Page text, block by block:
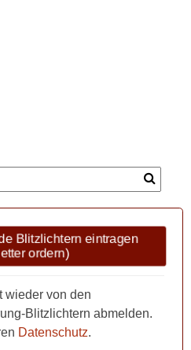
Blitzlichtern eintragen
ordern)
wieder von den
Blitzlichtern abmelden.
Datenschutz.